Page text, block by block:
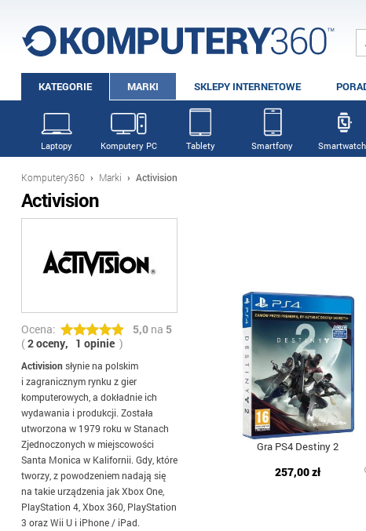
KATEGORIE MARKI SKLEPY INTERNETOWE
Laptopy Komputery PC Tablety Smartfony
Komputery360 › Marki › Activision
Activision
Ocena: 5,0na 5
(2 oceny, 1 opinie )
Activisionsłynie na polskim
i zagranicznym rynku z gier
komputerowych, a dokładnie ich
wydawania i produkcji. Została
utworzona w 1979 roku w Stanach
Zjednoczonych w miejscowości
Santa Monica w Kalifornii. Gdy, które
tworzy, z powodzeniem nadają się
na takie urządzenia jak Xbox One,
PlayStation 4, Xbox 360, PlayStation
3 oraz Wii U i iPhone / iPad.
Gra PS4 Destiny 2
257,00 zł